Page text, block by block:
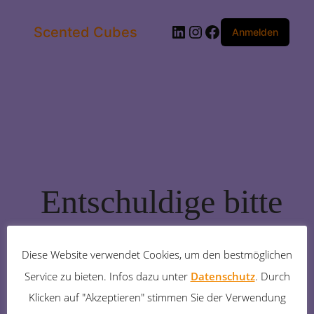
Scented Cubes LinkedIn
Instagram
Facebook
Anmelden
Entschuldige bitte
die
Unannehmlichkeiten!
Diese Website verwendet Cookies, um den bestmöglichen
Service zu bieten. Infos dazu unter Datenschutz. Durch
Klicken auf "Akzeptieren" stimmen Sie der Verwendung